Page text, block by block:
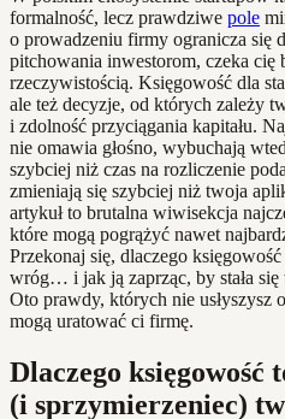
formalność, lecz prawdziwe pole
o prowadzeniu firmy ogranicza się
pitchowania inwestorom, czeka cię
rzeczywistością. Księgowość dla
ale też decyzje, od których zależy
i zdolność przyciągania kapitału.
nie omawia głośno, wybuchają
szybciej niż czas na rozliczenie
zmieniają się szybciej niż twoja
artykuł to brutalna wiwisekcja
które mogą pogrążyć nawet
Przekonaj się, dlaczego
wróg… i jak ją zaprząc, by stała
Oto prawdy, których nie usłyszysz
mogą uratować ci firmę.
Dlaczego księgowość
(i sprzymierzeniec)